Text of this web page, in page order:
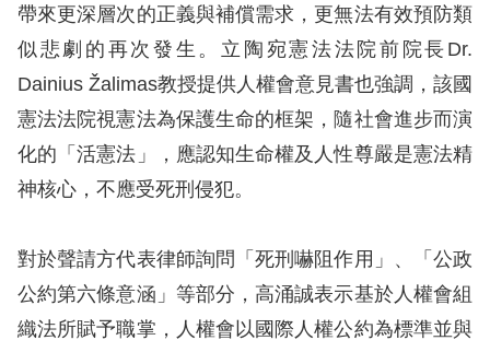
兒少版
回
首
頁
網
導
覽
帶來更深層次的正義與補償需求，更無法有效預防類
似悲劇的再次發生。立陶宛憲法法院前院長Dr.
Dainius Žalimas教授提供人權會意見書也強調，該國
憲法法院視憲法為保護生命的框架，隨社會進步而演
化的「活憲法」，應認知生命權及人性尊嚴是憲法精
神核心，不應受死刑侵犯。
對於聲請方代表律師詢問「死刑嚇阻作用」、「公政
公約第六條意涵」等部分，高涌誠表示基於人權會組
織法所賦予職掌，人權會以國際人權公約為標準並與